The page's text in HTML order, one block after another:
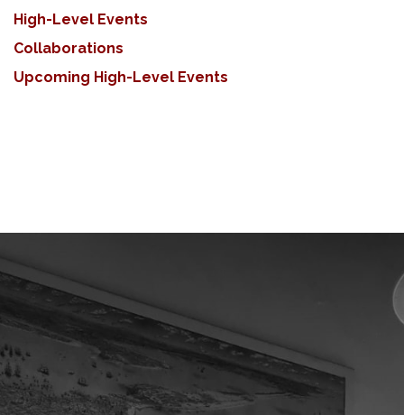
High-Level Events
Collaborations
Upcoming High-Level Events